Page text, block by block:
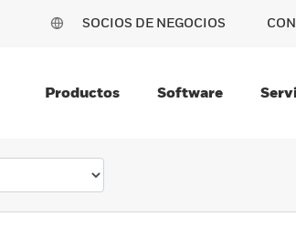
SOCIOS DE NEGOCIOS
Productos Software